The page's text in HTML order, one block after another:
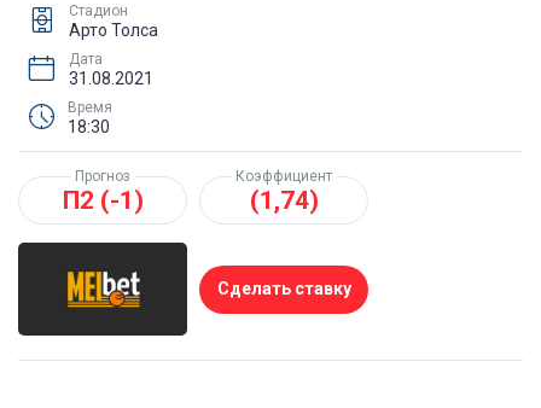
Стадион
Арто Толса
Дата
31.08.2021
Время
18:30
Прогноз
П2 (-1)
Коэффициент
(1,74)
Сделать ставку